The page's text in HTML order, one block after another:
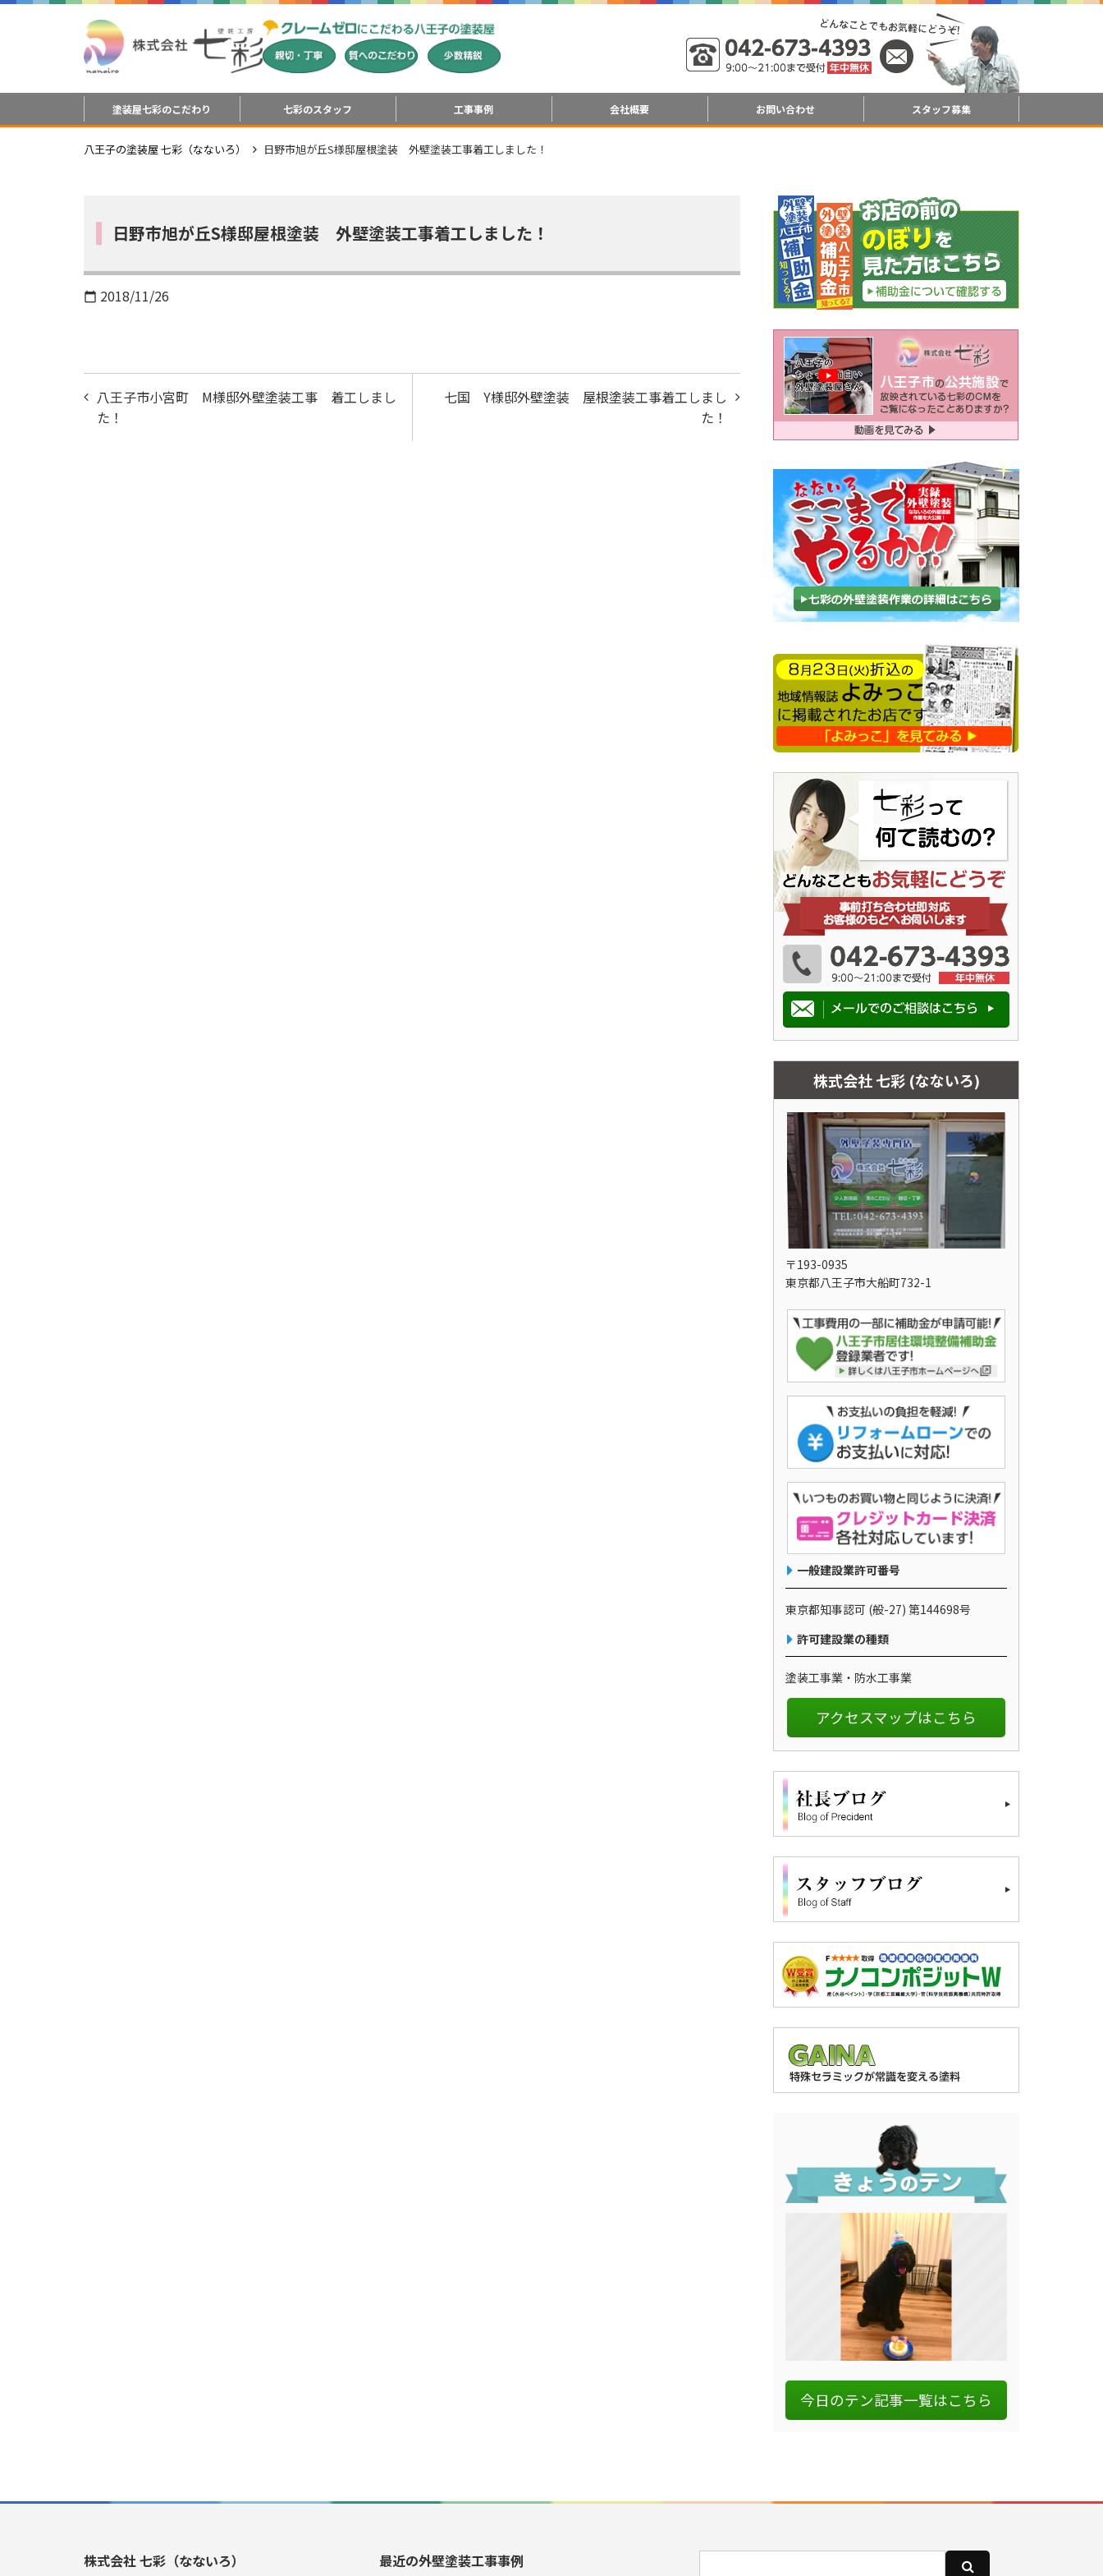
塗装屋七彩のこだわり 七彩のスタッフ 工事事例 会社概要 お問い合わせ スタッフ募集
八王子の塗装屋 七彩（なないろ） 日野市旭が丘S様邸屋根塗装 外壁塗装工事着工しました！
日野市旭が丘S様邸屋根塗装 外壁塗装工事着工しました！
calendar_today 2018/11/26
投
稿
七国 Y様邸外壁塗装 屋根塗装工事着工しまし
た！
八王子市小宮町 M様邸外壁塗装工事 着工しまし
た！
株式会社 七彩 (なないろ)
〒193-0935
東京都八王子市大船町732-1
一般建設業許可番号
東京都知事認可 (般-27) 第144698号
許可建設業の種類
塗装工事業・防水工事業
アクセスマップはこちら
今日のテン記事一覧はこちら
株式会社 七彩（なないろ） 最近の外壁塗装工事事例